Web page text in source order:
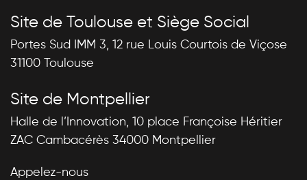
Site de Toulouse et Siège Social
Portes Sud IMM 3, 12 rue Louis Courtois de Viçose
31100 Toulouse
Site de Montpellier
Halle de l’Innovation, 10 place Françoise Héritier
ZAC Cambacérès 34000 Montpellier
Appelez-nous